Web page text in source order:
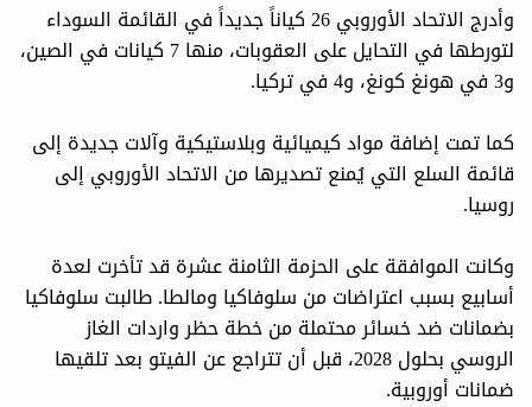
وأدرج الاتحاد الأوروبي 26 كياناً جديداً في القائمة السوداء
لتورطها في التحايل على العقوبات، منها 7 كيانات في الصين،
و3 في هونغ كونغ، و4 في تركيا.
كما تمت إضافة مواد كيميائية وبلاستيكية وآلات جديدة إلى
قائمة السلع التي يُمنع تصديرها من الاتحاد الأوروبي إلى
روسيا.
وكانت الموافقة على الحزمة الثامنة عشرة قد تأخرت لعدة
أسابيع بسبب اعتراضات من سلوفاكيا ومالطا. طالبت سلوفاكيا
بضمانات ضد خسائر محتملة من خطة حظر واردات الغاز
الروسي بحلول 2028، قبل أن تتراجع عن الفيتو بعد تلقيها
ضمانات أوروبية.